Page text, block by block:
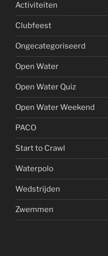
Activiteiten
Clubfeest
Ongecategoriseerd
Open Water
Open Water Quiz
Open Water Weekend
PACO
Start to Crawl
Waterpolo
Wedstrijden
Zwemmen